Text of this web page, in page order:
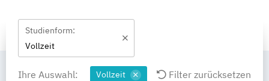
Studienform:
Vollzeit
Ihre Auswahl: Vollzeit Filter zurücksetzen